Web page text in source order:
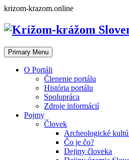
Skip
content
krizom-krazom.online
Primary Menu
O Portáli
Členenie portálu
História portálu
Spolupráca
Zdroje informácií
Pojmy
Človek
Archeologické
Čo je čo?
Dejiny človeka